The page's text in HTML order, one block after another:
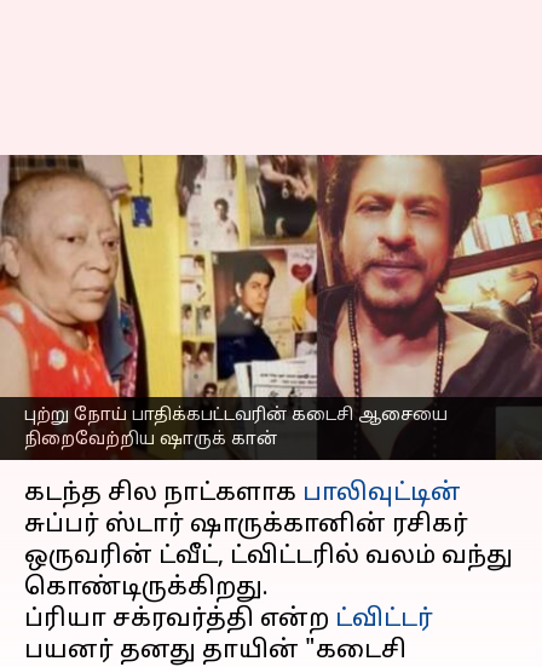
புற்று நோய் பாதிக்கபட்டவரின் கடைசி ஆசையை
நிறைவேற்றிய ஷாருக் கான்
புற்றுநோயால்
பாதிக்கப்பட்ட ரசிகரின்
'கடைசி ஆசையை'
நிறைவேற்றிய
ஷாருக்கான்!
எழுதியவர் Arul Jothe May 24, 2023 11:45 am
செய்தி முன்னோட்டம்
கடந்த சில நாட்களாக பாலிவுட்டின்
சுப்பர் ஸ்டார் ஷாருக்கானின் ரசிகர்
ஒருவரின் ட்வீட், ட்விட்டரில் வலம் வந்து
கொண்டிருக்கிறது.
ப்ரியா சக்ரவர்த்தி என்ற ட்விட்டர்
பயனர் தனது தாயின் "கடைசி